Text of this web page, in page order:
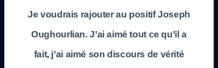
Je voudrais rajouter au positif Joseph
Oughourlian. J’ai aimé tout ce qu’il a
fait, j’ai aimé son discours de vérité